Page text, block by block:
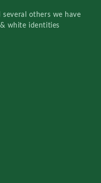
several others we have
white identities